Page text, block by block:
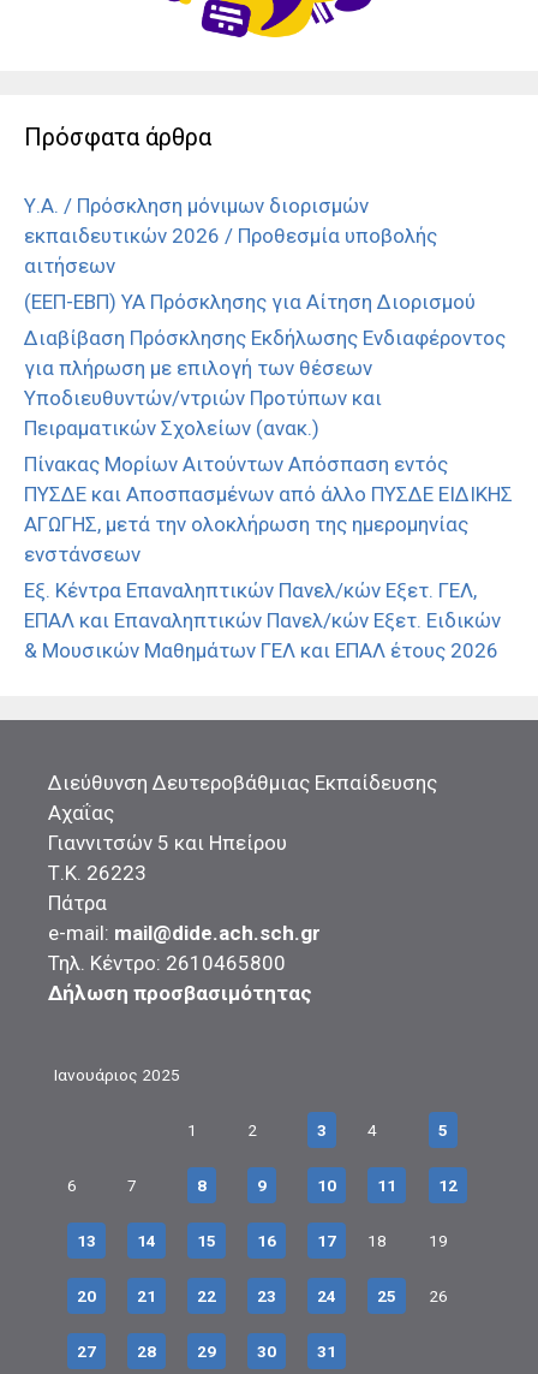
Πρόσφατα άρθρα
Υ.Α. / Πρόσκληση μόνιμων διορισμών
εκπαιδευτικών 2026 / Προθεσμία υποβολής
αιτήσεων
(ΕΕΠ-ΕΒΠ) ΥΑ Πρόσκλησης για Αίτηση Διορισμού
Διαβίβαση Πρόσκλησης Εκδήλωσης Ενδιαφέροντος
για πλήρωση με επιλογή των θέσεων
Υποδιευθυντών/ντριών Προτύπων και
Πειραματικών Σχολείων (ανακ.)
Πίνακας Μορίων Αιτούντων Απόσπαση εντός
ΠΥΣΔΕ και Αποσπασμένων από άλλο ΠΥΣΔΕ ΕΙΔΙΚΗΣ
ΑΓΩΓΗΣ, μετά την ολοκλήρωση της ημερομηνίας
ενστάνσεων
Εξ. Κέντρα Επαναληπτικών Πανελ/κών Εξετ. ΓΕΛ,
ΕΠΑΛ και Επαναληπτικών Πανελ/κών Εξετ. Ειδικών
& Μουσικών Μαθημάτων ΓΕΛ και ΕΠΑΛ έτους 2026
Διεύθυνση Δευτεροβάθμιας Εκπαίδευσης
Αχαΐας
Γιαννιτσών 5 και Ηπείρου
Τ.Κ. 26223
Πάτρα
e-mail: mail@dide.ach.sch.gr
Τηλ. Κέντρο: 2610465800
Δήλωση προσβασιμότητας
Ιανουάριος 2025
1 2 3 4 5
6 7 8 9 10 11 12
13 14 15 16 17 18 19
20 21 22 23 24 25 26
27 28 29 30 31